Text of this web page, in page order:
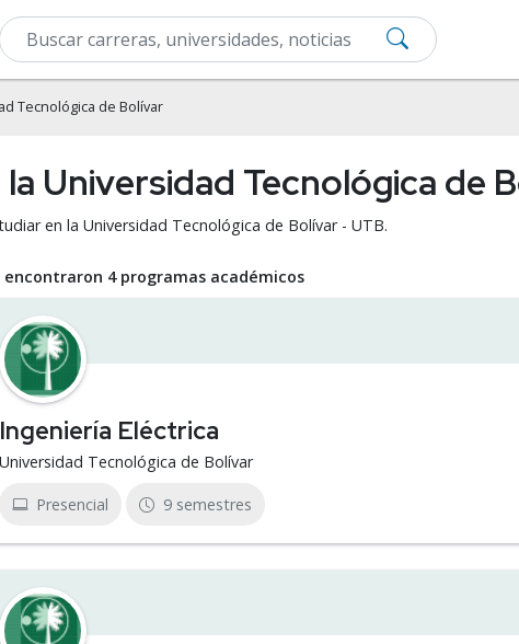
Tecnológica de Bolívar
Universidad Tecnológica de
en la Universidad Tecnológica de Bolívar - UTB.
encontraron 4 programas académicos
Ingeniería Eléctrica
Universidad Tecnológica de Bolívar
Presencial 9 semestres